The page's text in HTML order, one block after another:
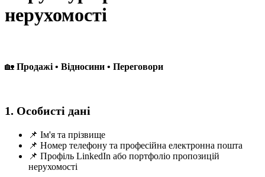
нерухомості
🏡 Продажі • Відносини • Переговори
1. Особисті дані
📌 Ім'я та прізвище
📌 Номер телефону та професійна електронна пошта
📌 Профіль LinkedIn або портфоліо пропозицій
нерухомості